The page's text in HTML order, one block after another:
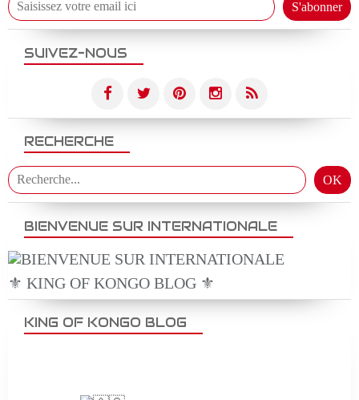
SUIVEZ-NOUS
RECHERCHE
BIENVENUE SUR INTERNATIONALE
⚜️ KING OF KONGO BLOG ⚜️
KING OF KONGO BLOG